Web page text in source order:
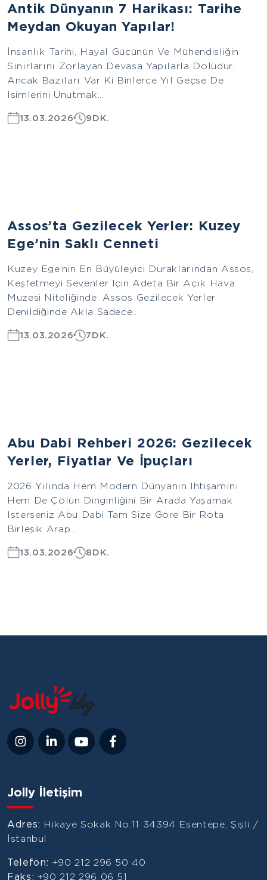
Antik Dünyanın 7 Harikası: Tarihe
Meydan Okuyan Yapılar!
İnsanlık Tarihi, Hayal Gücünün Ve Mühendisliğin
Sınırlarını Zorlayan Devasa Yapılarla Doludur.
Ancak Bazıları Var Ki Binlerce Yıl Geçse De
Isimlerini Unutmak...
13.03.2026 9DK.
Assos’ta Gezilecek Yerler: Kuzey
Ege’nin Saklı Cenneti
Kuzey Ege’nin En Büyüleyici Duraklarından Assos,
Keşfetmeyi Sevenler Için Adeta Bir Açık Hava
Müzesi Niteliğinde. Assos Gezilecek Yerler
Denildiğinde Akla Sadece...
13.03.2026 7DK.
Abu Dabi Rehberi 2026: Gezilecek
Yerler, Fiyatlar Ve İpuçları
2026 Yılında Hem Modern Dünyanın Ihtişamını
Hem De Çölün Dinginliğini Bir Arada Yaşamak
Isterseniz Abu Dabi Tam Size Göre Bir Rota.
Birleşik Arap...
13.03.2026 8DK.
Jolly İletişim
Adres: Hikaye Sokak No:11 34394 Esentepe, Şişli /
İstanbul
Telefon: +90 212 296 50 40
Faks: +90 212 296 06 51